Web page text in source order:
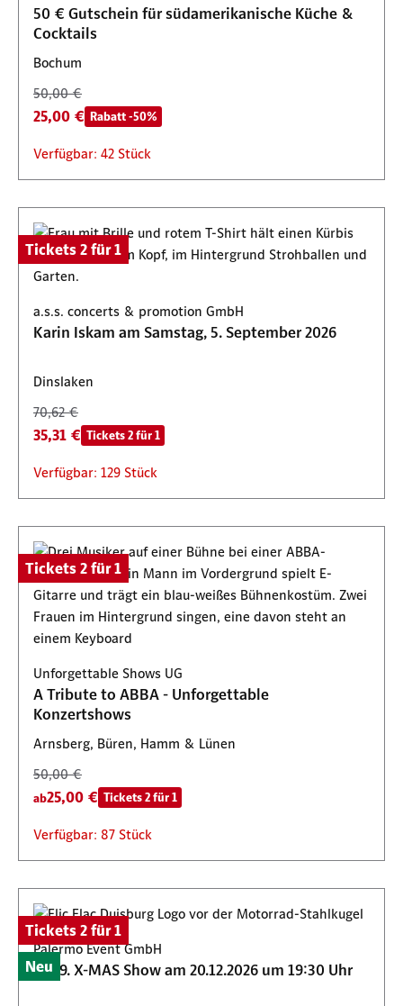
50 € Gutschein für südamerikanische Küche &
Cocktails
Bochum
50,00 €
25,00 € Rabatt -50%
Verfügbar: 42 Stück
Tickets 2 für 1
a.s.s. concerts & promotion GmbH
Karin Iskam am Samstag, 5. September 2026
Dinslaken
70,62 €
35,31 € Tickets 2 für 1
Verfügbar: 129 Stück
Tickets 2 für 1
Unforgettable Shows UG
A Tribute to ABBA - Unforgettable
Konzertshows
Arnsberg, Büren, Hamm & Lünen
50,00 €
ab25,00 € Tickets 2 für 1
Verfügbar: 87 Stück
Tickets 2 für 1
Neu
Palermo Event GmbH
Die 9. X-MAS Show am 20.12.2026 um 19:30 Uhr